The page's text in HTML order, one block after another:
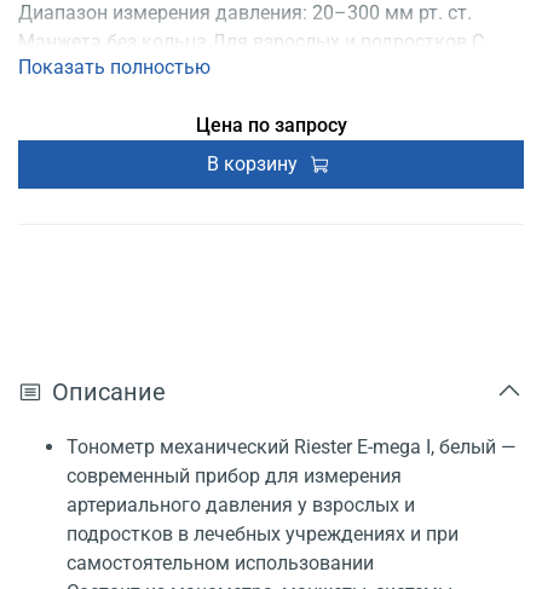
Диапазон измерения давления: 20–300 мм рт. ст.
Манжета без кольца Для взрослых и подростков С
поверкой Регистрационное удостоверение
Показать полностью
Цена по запросу
В корзину
Описание
Тонометр механический Riester E-mega I, белый —
современный прибор для измерения
артериального давления у взрослых и
подростков в лечебных учреждениях и при
самостоятельном использовании